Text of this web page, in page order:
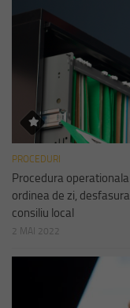
PROCEDURI
Procedura
ordinea de zi,
consiliu local
2 MAI 2022